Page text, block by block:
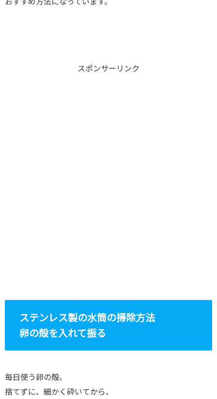
スポンサーリンク
ステンレス製の水筒の掃除方法
卵の殻を入れて振る
毎日使う卵の殻、
捨てずに、細かく砕いてから、